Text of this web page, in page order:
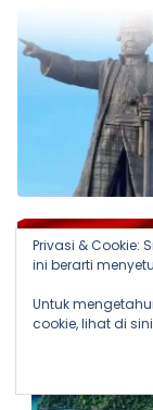
Privasi & Cookie:
ini berarti
Untuk
cookie, lihat di